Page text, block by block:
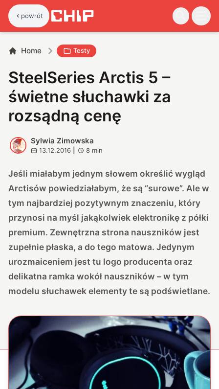
powrót
Home Testy
SteelSeries Arctis 5 –
świetne słuchawki za
rozsądną cenę
S
Sylwia Zimowska
13.12.2016 8 min
Jeśli miałabym jednym słowem określić wygląd
Arctisów powiedziałabym, że są “surowe”. Ale w
tym najbardziej pozytywnym znaczeniu, który
przynosi na myśl jakąkolwiek elektronikę z półki
premium. Zewnętrzna strona nauszników jest
zupełnie płaska, a do tego matowa. Jedynym
urozmaiceniem jest tu logo producenta oraz
delikatna ramka wokół nauszników – w tym
modelu słuchawek elementy te są podświetlane.